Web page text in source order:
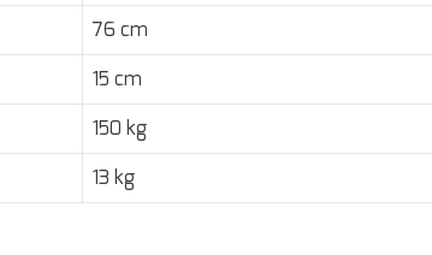
76 cm
15 cm
150 kg
13 kg